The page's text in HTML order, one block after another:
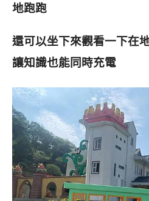
地跑跑
還可以坐下來觀看一下在
讓知識也能同時充電